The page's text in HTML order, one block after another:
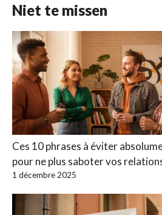
Niet te missen
Ces 10 phrases à éviter
pour ne plus saboter vos
1 décembre 2025